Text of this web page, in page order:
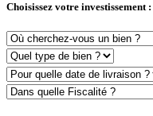
Choisissez votre investissement :